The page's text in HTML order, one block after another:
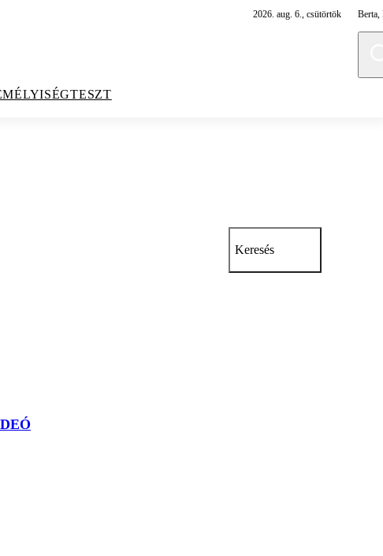
2026. aug. 6., csütörtök Berta,
Keresés